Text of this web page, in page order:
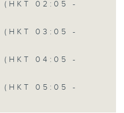
(HKT 02:05 -
(HKT 03:05 -
(HKT 04:05 -
(HKT 05:05 -